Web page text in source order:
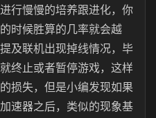
行慢慢的培养跟进化，你
时候胜算的几率就会越
及联机出现掉线情况，毕
终止或者暂停游戏，这样
损失，但是小编发现如果
速器之后，类似的现象基